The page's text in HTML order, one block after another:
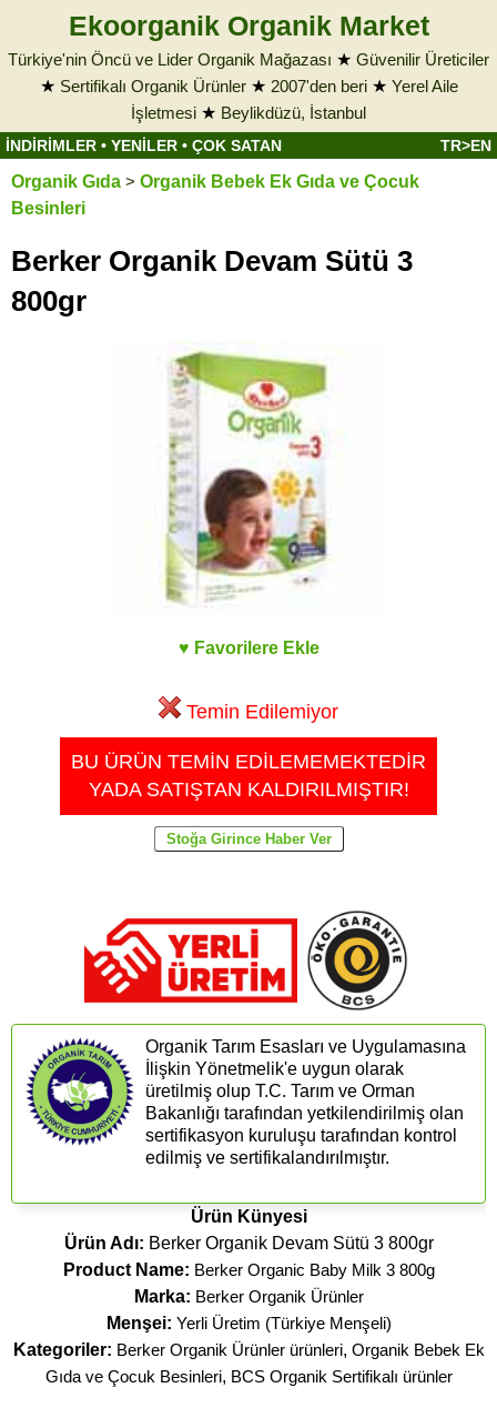
Ekoorganik Organik Market
Türkiye'nin Öncü ve Lider Organik Mağazası ★ Güvenilir Üreticiler
★ Sertifikalı Organik Ürünler★ 2007'den beri★ Yerel Aile
İşletmesi ★ Beylikdüzü, İstanbul
İNDİRİMLER • YENİLER • ÇOK SATAN TR>EN
Organik Gıda > Organik Bebek Ek Gıda ve Çocuk
Besinleri
Berker Organik Devam Sütü 3
800gr
♥ Favorilere Ekle
Temin Edilemiyor
BU ÜRÜN TEMİN EDİLEMEMEKTEDİR
YADA SATIŞTAN KALDIRILMIŞTIR!
Organik Tarım Esasları ve Uygulamasına
İlişkin Yönetmelik'e uygun olarak
üretilmiş olup T.C. Tarım ve Orman
Bakanlığı tarafından yetkilendirilmiş olan
sertifikasyon kuruluşu tarafından kontrol
edilmiş ve sertifikalandırılmıştır.
Ürün Künyesi
Ürün Adı: Berker Organik Devam Sütü 3 800gr
Product Name: Berker Organic Baby Milk 3 800g
Marka: Berker Organik Ürünler
Menşei: Yerli Üretim (Türkiye Menşeli)
Kategoriler: Berker Organik Ürünler ürünleri, Organik Bebek Ek
Gıda ve Çocuk Besinleri, BCS Organik Sertifikalı ürünler